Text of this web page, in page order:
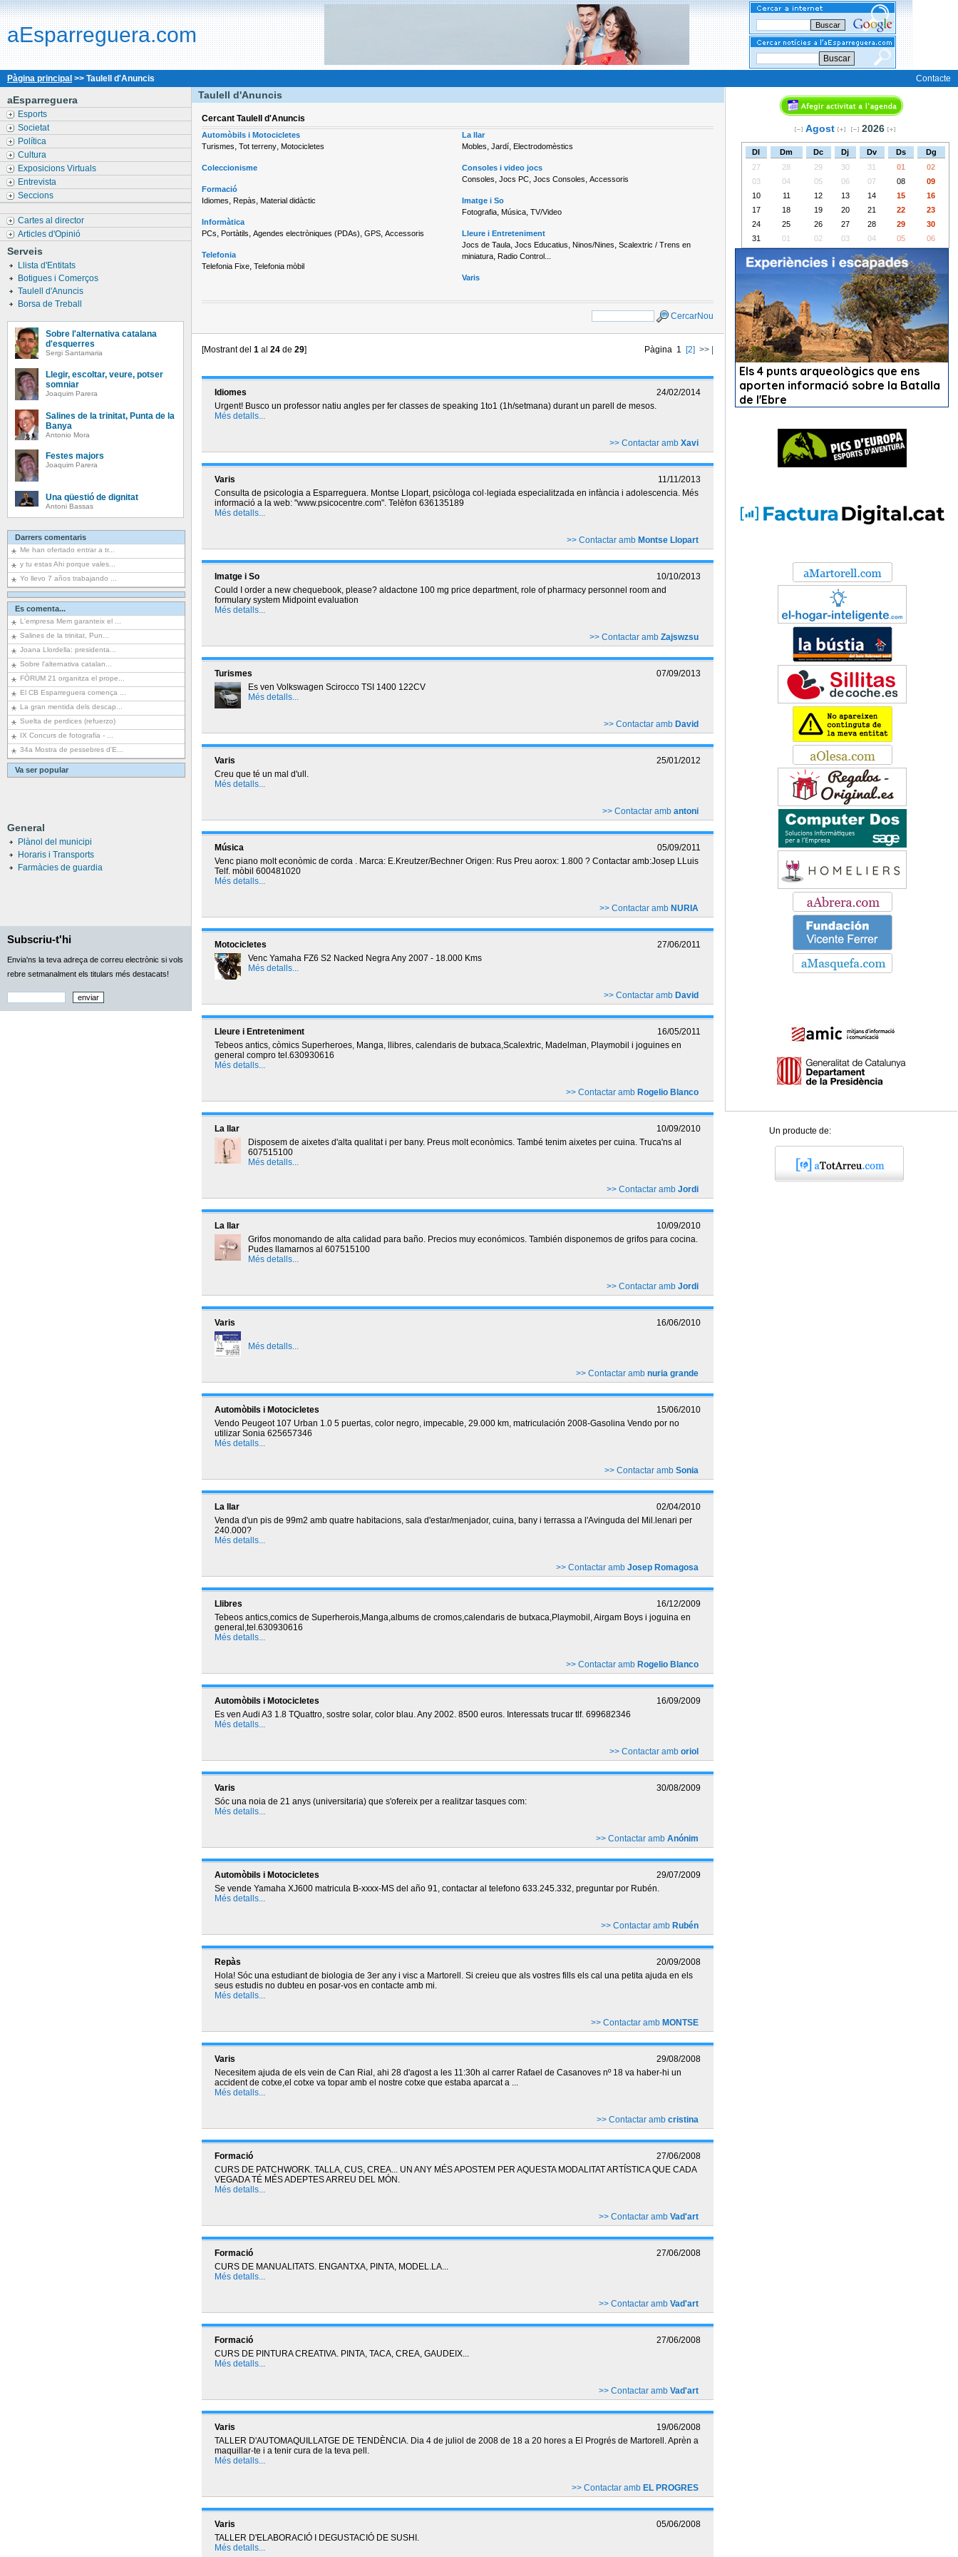
aEsparreguera.com
Buscar
Pàgina principal >> Taulell d'Anuncis Contacte
aEsparreguera
Esports
Societat
Política
Cultura
Exposicions Virtuals
Entrevista
Seccions
Cartes al director
Articles d'Opinió
Serveis
Llista d'Entitats
Botigues i Comerços
Taulell d'Anuncis
Borsa de Treball
Sobre l'alternativa catalana
d'esquerres
Sergi Santamaria
Llegir, escoltar, veure, potser
somniar
Joaquim Parera
Salines de la trinitat, Punta de la
Banya
Antonio Mora
Festes majors
Joaquim Parera
Una qüestió de dignitat
Antoni Bassas
Darrers comentaris
Me han ofertado entrar a tr...
y tu estas Ahi porque vales...
Yo llevo 7 años trabajando ...
Es comenta...
L'empresa Mem garanteix el ...
Salines de la trinitat, Pun...
Joana Llordella: presidenta...
Sobre l'alternativa catalan...
FÒRUM 21 organitza el prope...
El CB Esparreguera comença ...
La gran mentida dels descap...
Suelta de perdices (refuerzo)
IX Concurs de fotografia - ...
34a Mostra de pessebres d'E...
Va ser popular
General
Plànol del municipi
Horaris i Transports
Farmàcies de guardia
Subscriu-t'hi
Envia'ns la teva adreça de correu electrònic si vols
rebre setmanalment els titulars més destacats!
Taulell d'Anuncis
Cercant Taulell d'Anuncis
Automòbils i Motocicletes
Turismes, Tot terreny, Motocicletes
Coleccionisme
Formació
Idiomes, Repàs, Material didàctic
Informàtica
PCs, Portàtils, Agendes electròniques (PDAs), GPS, Accessoris
Telefonia
Telefonia Fixe, Telefonia mòbil
La llar
Mobles, Jardí, Electrodomèstics
Consoles i video jocs
Consoles, Jocs PC, Jocs Consoles, Accessoris
Imatge i So
Fotografia, Música, TV/Video
Lleure i Entreteniment
Jocs de Taula, Jocs Educatius, Ninos/Nines, Scalextric / Trens en
miniatura, Radio Control...
Varis
CercarNou
[Mostrant del 1 al 24 de 29] Pàgina 1 [2] >>
Idiomes
24/02/2014
Urgent! Busco un professor natiu angles per fer classes de speaking 1to1 (1h/setmana) durant un parell de mesos.
Més detalls...
>> Contactar amb Xavi
Varis
11/11/2013
Consulta de psicologia a Esparreguera. Montse Llopart, psicòloga col·legiada especialitzada en infància i adolescencia. Més
informació a la web: "www.psicocentre.com". Telèfon 636135189
Més detalls...
>> Contactar amb Montse Llopart
Imatge i So
10/10/2013
Could I order a new chequebook, please? aldactone 100 mg price department, role of pharmacy personnel room and
formulary system Midpoint evaluation
Més detalls...
>> Contactar amb Zajswzsu
Turismes
07/09/2013
Es ven Volkswagen Scirocco TSI 1400 122CV
Més detalls...
>> Contactar amb David
Varis
25/01/2012
Creu que té un mal d'ull.
Més detalls...
>> Contactar amb antoni
Música
05/09/2011
Venc piano molt econòmic de corda . Marca: E.Kreutzer/Bechner Origen: Rus Preu aorox: 1.800 ? Contactar amb:Josep LLuis
Telf. mòbil 600481020
Més detalls...
>> Contactar amb NURIA
Motocicletes
27/06/2011
Venc Yamaha FZ6 S2 Nacked Negra Any 2007 - 18.000 Kms
Més detalls...
>> Contactar amb David
Lleure i Entreteniment
16/05/2011
Tebeos antics, còmics Superheroes, Manga, llibres, calendaris de butxaca,Scalextric, Madelman, Playmobil i joguines en
general compro tel.630930616
Més detalls...
>> Contactar amb Rogelio Blanco
La llar
10/09/2010
Disposem de aixetes d'alta qualitat i per bany. Preus molt econòmics. També tenim aixetes per cuina. Truca'ns al
607515100
Més detalls...
>> Contactar amb Jordi
La llar
10/09/2010
Grifos monomando de alta calidad para baño. Precios muy económicos. También disponemos de grifos para cocina.
Pudes llamarnos al 607515100
Més detalls...
>> Contactar amb Jordi
Varis 16/06/2010
Més detalls...
>> Contactar amb nuria grande
Automòbils i Motocicletes
15/06/2010
Vendo Peugeot 107 Urban 1.0 5 puertas, color negro, impecable, 29.000 km, matriculación 2008-Gasolina Vendo por no
utilizar Sonia 625657346
Més detalls...
>> Contactar amb Sonia
La llar
02/04/2010
Venda d'un pis de 99m2 amb quatre habitacions, sala d'estar/menjador, cuina, bany i terrassa a l'Avinguda del Mil.lenari per
240.000?
Més detalls...
>> Contactar amb Josep Romagosa
Llibres
16/12/2009
Tebeos antics,comics de Superherois,Manga,albums de cromos,calendaris de butxaca,Playmobil, Airgam Boys i joguina en
general,tel.630930616
Més detalls...
>> Contactar amb Rogelio Blanco
Automòbils i Motocicletes
16/09/2009
Es ven Audi A3 1.8 TQuattro, sostre solar, color blau. Any 2002. 8500 euros. Interessats trucar tlf. 699682346
Més detalls...
>> Contactar amb oriol
Varis
30/08/2009
Sóc una noia de 21 anys (universitaria) que s'ofereix per a realitzar tasques com:
Més detalls...
>> Contactar amb Anónim
Automòbils i Motocicletes
29/07/2009
Se vende Yamaha XJ600 matricula B-xxxx-MS del año 91, contactar al telefono 633.245.332, preguntar por Rubén.
Més detalls...
>> Contactar amb Rubén
Repàs
20/09/2008
Hola! Sóc una estudiant de biologia de 3er any i visc a Martorell. Si creieu que als vostres fills els cal una petita ajuda en els
seus estudis no dubteu en posar-vos en contacte amb mi.
Més detalls...
>> Contactar amb MONTSE
Varis
29/08/2008
Necesitem ajuda de els vein de Can Rial, ahi 28 d'agost a les 11:30h al carrer Rafael de Casanoves nº 18 va haber-hi un
accident de cotxe,el cotxe va topar amb el nostre cotxe que estaba aparcat a ...
Més detalls...
>> Contactar amb cristina
Formació
27/06/2008
CURS DE PATCHWORK. TALLA, CUS, CREA... UN ANY MÉS APOSTEM PER AQUESTA MODALITAT ARTÍSTICA QUE CADA
VEGADA TÉ MÉS ADEPTES ARREU DEL MÓN.
Més detalls...
>> Contactar amb Vad'art
Formació
27/06/2008
CURS DE MANUALITATS. ENGANTXA, PINTA, MODEL.LA...
Més detalls...
>> Contactar amb Vad'art
Formació
27/06/2008
CURS DE PINTURA CREATIVA. PINTA, TACA, CREA, GAUDEIX...
Més detalls...
>> Contactar amb Vad'art
Varis
19/06/2008
TALLER D'AUTOMAQUILLATGE DE TENDÈNCIA. Dia 4 de juliol de 2008 de 18 a 20 hores a El Progrés de Martorell. Aprèn a
maquillar-te i a tenir cura de la teva pell.
Més detalls...
>> Contactar amb EL PROGRES
Varis
05/06/2008
TALLER D'ELABORACIÓ I DEGUSTACIÓ DE SUSHI.
Més detalls...
Agost 2026
Dl Dm Dc Dj Dv Ds
Dg
27
28 29 30 31 01
02
03
04 05 06 07 08
09
10
11 12 13 14 15
16
17
18 19 20 21 22
23
24
25 26 27 28 29
30
31
01 02 03 04 05 06
Un producte de: